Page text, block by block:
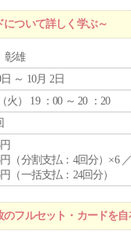
ついて詳しく学ぶ～
雄
～ 10月 2日
火 ） 19 ：00 ～ 20 ：20
円（分割支払：4回分）×6
円（一括支払：24回分）
フルセット・カードを自